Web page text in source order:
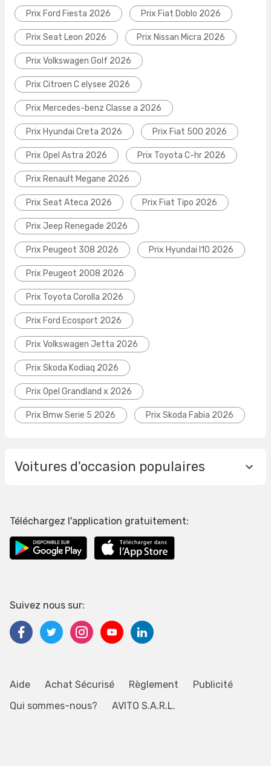
Prix Ford Fiesta 2026 Prix Fiat Doblo 2026
Prix Seat Leon 2026 Prix Nissan Micra 2026
Prix Volkswagen Golf 2026
Prix Citroen C elysee 2026
Prix Mercedes-benz Classe a 2026
Prix Hyundai Creta 2026 Prix Fiat 500 2026
Prix Opel Astra 2026 Prix Toyota C-hr 2026
Prix Renault Megane 2026
Prix Seat Ateca 2026 Prix Fiat Tipo 2026
Prix Jeep Renegade 2026
Prix Peugeot 308 2026 Prix Hyundai I10 2026
Prix Peugeot 2008 2026
Prix Toyota Corolla 2026
Prix Ford Ecosport 2026
Prix Volkswagen Jetta 2026
Prix Skoda Kodiaq 2026
Prix Opel Grandland x 2026
Prix Bmw Serie 5 2026 Prix Skoda Fabia 2026
Voitures d'occasion populaires
Aide Achat Sécurisé Règlement
Publicité
Qui sommes-nous?
AVITO S.A.R.L.
Téléchargez l'application gratuitement:
Suivez nous sur: